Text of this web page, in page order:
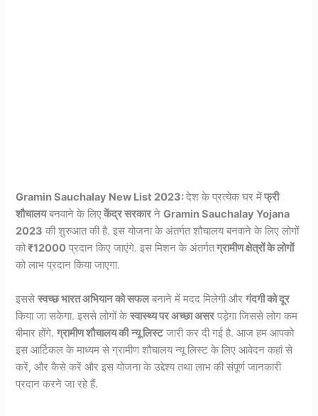
Gramin Sauchalay New List 2023:देश के प्रत्येक घर मेंफ्री
शौचालयबनवाने के लिएकेंद्र सरकारनेGramin Sauchalay Yojana
2023 की शुरुआत की है. इस योजना के अंतर्गत शौचालय बनवाने के लिए लोगों
को₹12000 प्रदान किए जाएंगे. इस मिशन के अंतर्गतग्रामीण क्षेत्रों के लोगों
को लाभ प्रदान किया जाएगा.
इससेस्वच्छ भारत अभियान को सफलबनाने में मदद मिलेगी औरगंदगी को दूर
किया जा सकेगा. इससे लोगों केस्वास्थ्य पर अच्छा असरपड़ेगा जिससे लोग कम
बीमार होंगे.ग्रामीण शौचालय की न्यू लिस्टजारी कर दी गई है. आज हम आपको
इस आर्टिकल के माध्यम से ग्रामीण शौचालय न्यू लिस्ट के लिए आवेदन कहां से
करें, और कैसे करें और इस योजना के उद्देश्य तथा लाभ की संपूर्ण जानकारी
प्रदान करने जा रहे हैं.